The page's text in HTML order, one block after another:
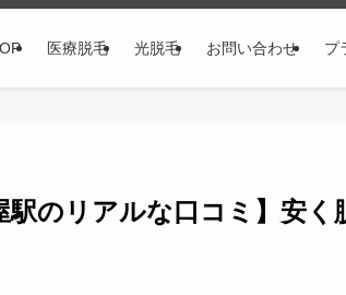
医療脱毛 光脱毛 お問い合わせ プ
駅のリアルな口コミ】安